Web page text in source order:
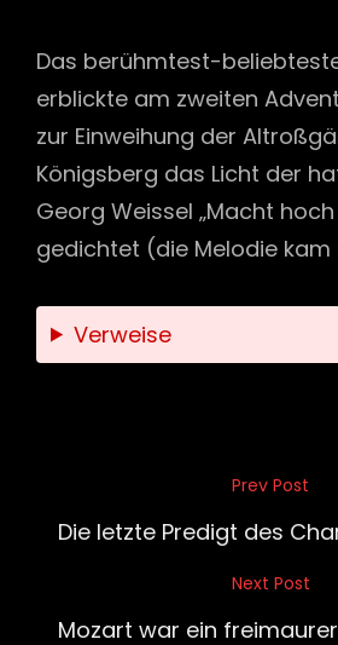
Das berühmtest-
erblickte am zweiten
zur Einweihung der
Königsberg das Licht der
Georg Weissel „Macht hoch
gedichtet (die Melodie
Verweise
Post
Prev Post
Die letzte Predigt des
Post
Next Post
Mozart war ein